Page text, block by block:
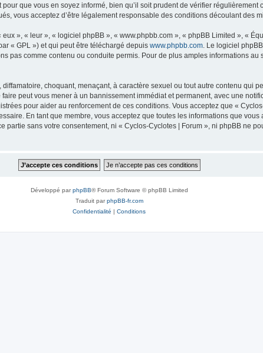
que vous en soyez informé, bien qu’il soit prudent de vérifier
vous acceptez d’être légalement responsable des conditions découlant des
», « leur », « logiciel phpBB », « www.phpbb.com », « phpBB Limited », «
« GPL ») et qui peut être téléchargé depuis www.phpbb.com . Le logiciel
pas comme contenu ou conduite permis. Pour de plus amples informations
choquant, menaçant, à caractère sexuel ou tout autre contenu qui
peut vous mener à un bannissement immédiat et permanent, avec une
pour aider au renforcement de ces conditions. Vous acceptez que «
En tant que membre, vous acceptez que toutes les informations que
sans votre consentement, ni « Cyclos-Cyclotes | Forum », ni phpBB ne
Développé parphpBB® Forum Software © phpBB Limited
Traduit parphpBB-fr.com
Confidentialité | Conditions